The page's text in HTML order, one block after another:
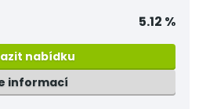
5.12 %
nabídku
informací